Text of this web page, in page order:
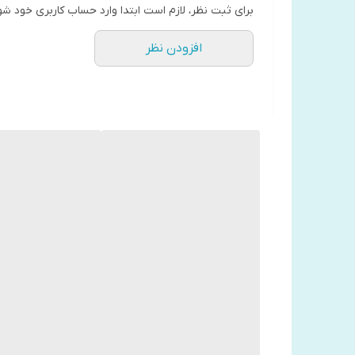
برای ثبت نظر، لازم است ابتدا وارد حساب کاربری خود
افزودن نظر